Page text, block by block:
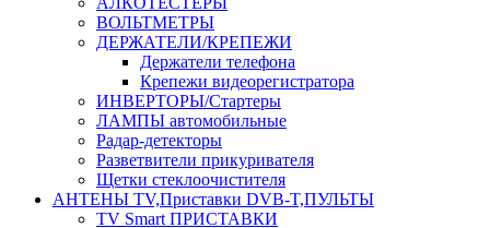
ВОЛЬТМЕТРЫ
ДЕРЖАТЕЛИ/КРЕПЕЖИ
Держатели телефона
Крепежи видеорегистратора
ИНВЕРТОРЫ/Стартеры
ЛАМПЫ автомобильные
Радар-детекторы
Разветвители прикуривателя
Щетки стеклоочистителя
АНТЕНЫ ТV,Приставки DVB-T,ПУЛЬТЫ
TV Smart ПРИСТАВКИ